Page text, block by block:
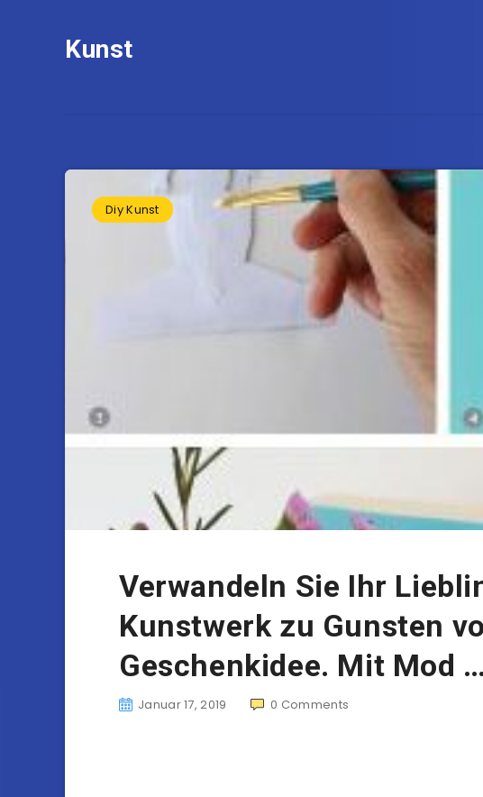
Kunst
Diy Kunst
Verwandeln Sie Ihr
Kunstwerk zu Gunsten
Geschenkidee. Mit Mod …
Januar 17, 2019 0 Comments